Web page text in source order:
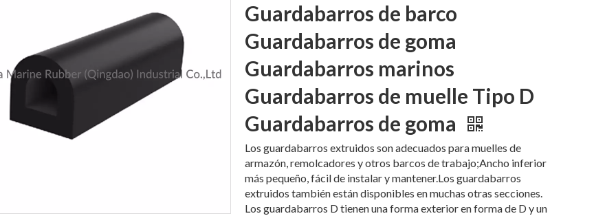
Guardabarros de barco
Guardabarros de goma
Guardabarros marinos
Guardabarros de muelle Tipo D
Guardabarros de goma
Los guardabarros extruidos son adecuados para muelles de
armazón, remolcadores y otros barcos de trabajo;Ancho inferior
más pequeño, fácil de instalar y mantener.Los guardabarros
extruidos también están disponibles en muchas otras secciones.
Los guardabarros D tienen una forma exterior en forma de D y un